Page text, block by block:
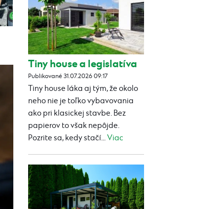
Tiny house a legislatíva
Publikované 31.07.2026 09:17
Tiny house láka aj tým, že okolo
neho nie je toľko vybavovania
ako pri klasickej stavbe. Bez
papierov to však nepôjde.
Pozrite sa, kedy stačí...Viac